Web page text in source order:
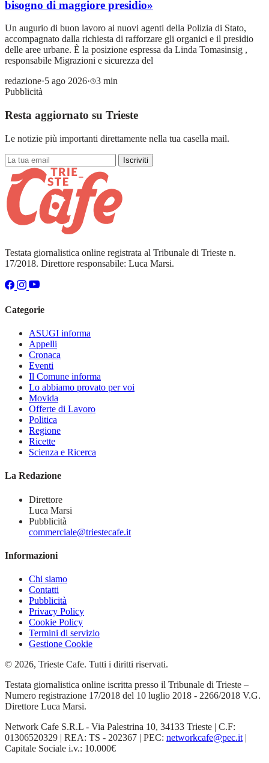
bisogno di maggiore presidio»
Un augurio di buon lavoro ai nuovi agenti della Polizia di Stato,
accompagnato dalla richiesta di rafforzare gli organici e il presidio
delle aree urbane. È la posizione espressa da Linda Tomasinsig ,
responsabile Migrazioni e sicurezza del
redazione·5 ago 2026·
3 min
Pubblicità
Resta aggiornato su Trieste
Le notizie più importanti direttamente nella tua casella mail.
Iscriviti
Testata giornalistica online registrata al Tribunale di Trieste n.
17/2018. Direttore responsabile: Luca Marsi.
Categorie
ASUGI informa
Appelli
Cronaca
Eventi
Il Comune informa
Lo abbiamo provato per voi
Movida
Offerte di Lavoro
Politica
Regione
Ricette
Scienza e Ricerca
La Redazione
Direttore
Luca Marsi
Pubblicità
commerciale@triestecafe.it
Informazioni
Chi siamo
Contatti
Pubblicità
Privacy Policy
Cookie Policy
Termini di servizio
Gestione Cookie
© 2026, Trieste Cafe. Tutti i diritti riservati.
Testata giornalistica online iscritta presso il Tribunale di Trieste –
Numero registrazione 17/2018 del 10 luglio 2018 - 2266/2018 V.G.
Direttore Luca Marsi.
Network Cafe S.R.L - Via Palestrina 10, 34133 Trieste | C.F:
01306520329 | REA: TS - 202367 | PEC: networkcafe@pec.it |
Capitale Sociale i.v.: 10.000€